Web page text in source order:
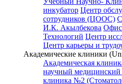
инкубатор Центр
сотрудников (ЦООС)
И.К. Акылбекова
Технологий Центр
Центр карьеры и
Академические клиники
Академическая
научный медицинский
клиника №2